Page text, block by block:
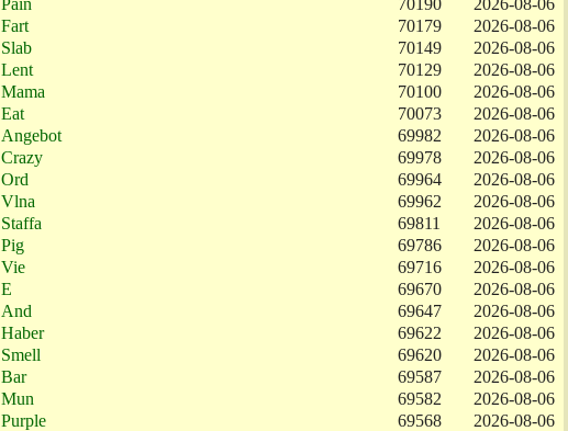
Pain 70190
2026-08-06
Fart 70179
2026-08-06
Slab 70149
2026-08-06
Lent 70129
2026-08-06
Mama 70100
2026-08-06
Eat 70073
2026-08-06
Angebot 69982
2026-08-06
Crazy 69978
2026-08-06
Ord 69964
2026-08-06
Vlna 69962
2026-08-06
Staffa 69811
2026-08-06
Pig 69786
2026-08-06
Vie 69716
2026-08-06
E 69670
2026-08-06
And 69647
2026-08-06
Haber 69622
2026-08-06
Smell 69620
2026-08-06
Bar 69587
2026-08-06
Mun 69582
2026-08-06
Purple 69568
2026-08-06